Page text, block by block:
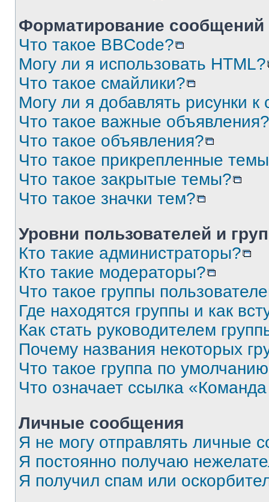
Форматирование
Что такое BBCode?
Могу ли я использовать HTML?
Что такое смайлики?
Могу ли я добавлять рисунки
Что такое важные объявления?
Что такое объявления?
Что такое прикрепленные
Что такое закрытые темы?
Что такое значки тем?
Уровни пользователей и
Кто такие администраторы?
Кто такие модераторы?
Что такое группы
Где находятся группы и как
Как стать руководителем
Почему названия некоторых
Что такое группа по
Что означает ссылка
Личные сообщения
Я не могу отправлять личные
Я постоянно получаю
Я получил спам или